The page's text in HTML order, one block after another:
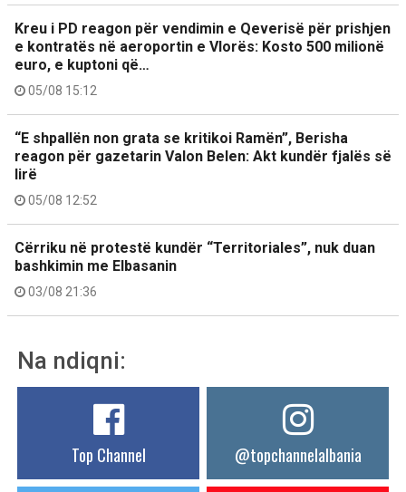
Kreu i PD reagon për vendimin e Qeverisë për prishjen
e kontratës në aeroportin e Vlorës: Kosto 500 milionë
euro, e kuptoni që…
05/08 15:12
“E shpallën non grata se kritikoi Ramën”, Berisha
reagon për gazetarin Valon Belen: Akt kundër fjalës së
lirë
05/08 12:52
Cërriku në protestë kundër “Territoriales”, nuk duan
bashkimin me Elbasanin
03/08 21:36
Na ndiqni:
Top Channel @topchannelalbania